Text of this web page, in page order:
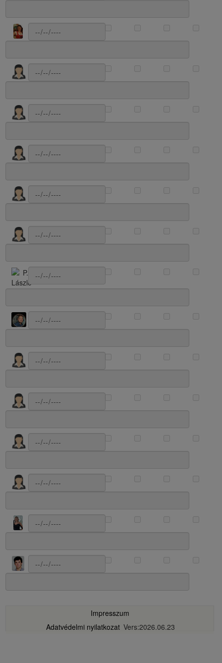
Impresszum
Adatvédelmi nyilatkozat Vers:2026.06.23